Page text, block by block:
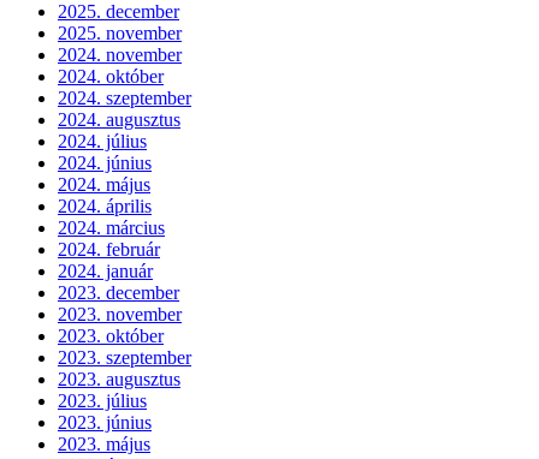
2025. december
2025. november
2024. november
2024. október
2024. szeptember
2024. augusztus
2024. július
2024. június
2024. május
2024. április
2024. március
2024. február
2024. január
2023. december
2023. november
2023. október
2023. szeptember
2023. augusztus
2023. július
2023. június
2023. május